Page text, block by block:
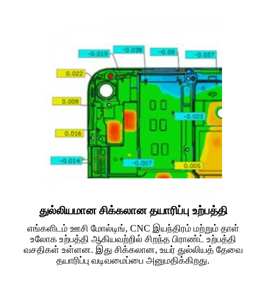
துல்லியமான சிக்கலான தயாரிப்பு உற்பத்தி
எங்களிடம் ஊசி மோல்டிங், CNC இயந்திரம் மற்றும் தாள்
உலோக உற்பத்தி ஆகியவற்றில் சிறந்த பிராண்ட் உற்பத்தி
வசதிகள் உள்ளன. இது சிக்கலான, உயர் துல்லியத் தேவை
தயாரிப்பு வடிவமைப்பை அனுமதிக்கிறது.